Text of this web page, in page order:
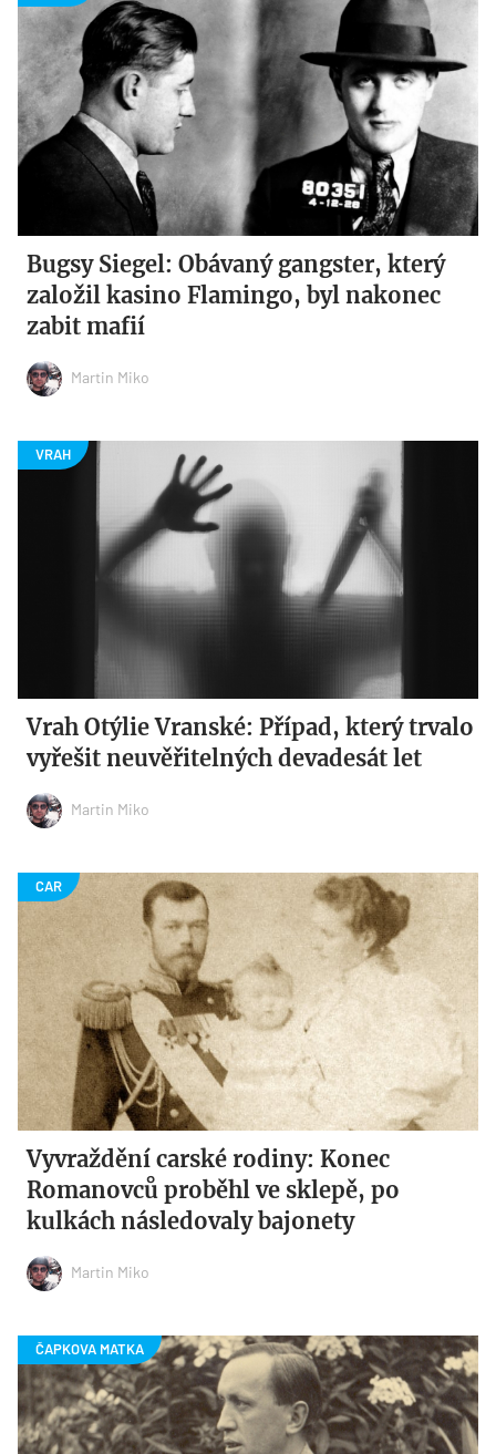
Bugsy Siegel: Obávaný gangster, který
založil kasino Flamingo, byl nakonec
zabit mafií
Martin Miko
Vrah Otýlie Vranské: Případ, který trvalo
vyřešit neuvěřitelných devadesát let
Martin Miko
Vyvraždění carské rodiny: Konec
Romanovců proběhl ve sklepě, po
kulkách následovaly bajonety
Martin Miko